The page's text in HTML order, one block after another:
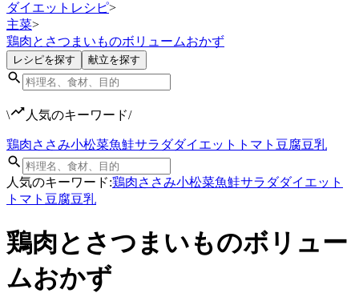
ダイエットレシピ>
主菜>
鶏肉とさつまいものボリュームおかず
レシピを探す 献立を探す
\ 人気のキーワード/
鶏肉ささみ小松菜魚鮭サラダダイエット トマト 豆腐豆乳
人気のキーワード:鶏肉ささみ小松菜魚鮭サラダダイエット
トマト 豆腐豆乳
鶏肉とさつまいものボリュー
ムおかず